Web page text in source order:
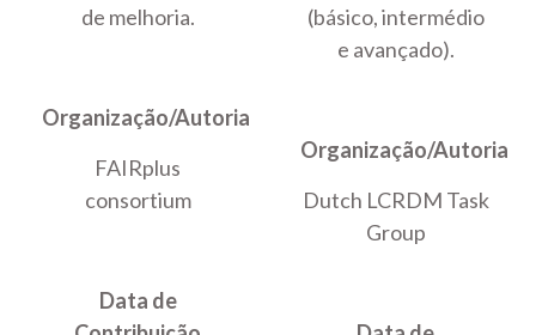
de melhoria.
Organização/Autoria
FAIRplus
consortium
Data de
(básico, intermédio
e avançado).
Organização/Autoria
Dutch LCRDM Task
Group